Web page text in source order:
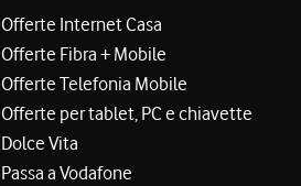
Offerte Internet Casa
Offerte Fibra + Mobile
Offerte Telefonia Mobile
Offerte per tablet, PC e chiavette
Dolce Vita
Passa a Vodafone